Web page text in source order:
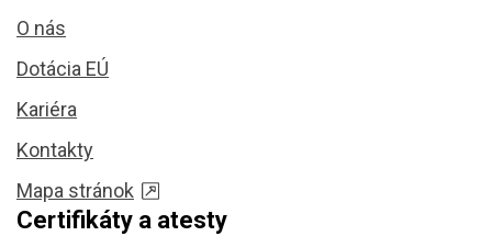
O nás
Dotácia EÚ
Kariéra
Kontakty
Mapa stránok
Certifikáty a atesty